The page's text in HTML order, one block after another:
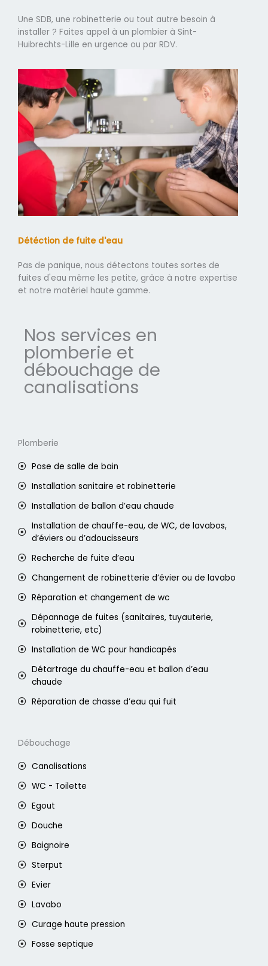
Une SDB, une robinetterie ou tout autre besoin à
installer ? Faites appel à un plombier à Sint-
Huibrechts-Lille en urgence ou par RDV.
Détéction de fuite d'eau
Pas de panique, nous détectons toutes sortes de
fuites d'eau même les petite, grâce à notre expertise
et notre matériel haute gamme.
Nos services en
plomberie et
débouchage de
canalisations
Plomberie
Pose de salle de bain
Installation sanitaire et robinetterie
Installation de ballon d’eau chaude
Installation de chauffe-eau, de WC, de lavabos,
d’éviers ou d’adoucisseurs
Recherche de fuite d’eau
Changement de robinetterie d’évier ou de lavabo
Réparation et changement de wc
Dépannage de fuites (sanitaires, tuyauterie,
robinetterie, etc)
Installation de WC pour handicapés
Détartrage du chauffe-eau et ballon d’eau
chaude
Réparation de chasse d’eau qui fuit
Débouchage
Canalisations
WC - Toilette
Egout
Douche
Baignoire
Sterput
Evier
Lavabo
Curage haute pression
Fosse septique